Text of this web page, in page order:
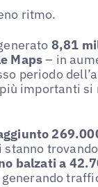
ritmo.
8,81
Maps– in
periodo
importanti si
balzati a